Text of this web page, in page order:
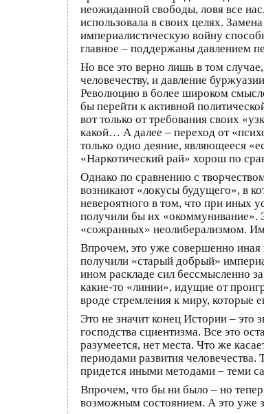
неожиданной свободы, ловя все
использовала в своих целях.
империалистическую войну
главное – поддержаны давлением
Но все это верно лишь в том
человечеству, и давление
Революцию в более широком
бы перейти к активной
вот только от требования своих
какой… А далее – переход от
только одно деяние, являющееся
«Наркотический рай» хорош по
Однако по сравнению с
возникают «локусы будущего», в
невероятного в том, что при иных
получили бы их «окоммунивание».
«сожранных» неолиберализмом.
Впрочем, это уже совершенно
получили «старый добрый»
ином раскладе сил бессмысленно
какие-то «линии», идущие от
вроде стремления к миру, которые
Это не значит конец Истории – это
господства сциентизма. Все это
разумеется, нет места. Что же
периодами развития
придется иными методами – теми
Впрочем, что бы ни было – но
возможным состоянием. А это уже